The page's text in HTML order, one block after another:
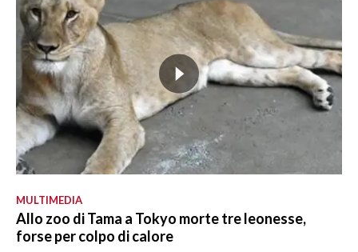
MULTIMEDIA
Allo zoo di Tama a Tokyo morte tre leonesse,
forse per colpo di calore